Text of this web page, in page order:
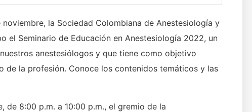
la Sociedad Colombiana de Anestesiología y
el Seminario de Educación en Anestesiología 2022, un
anestesiólogos y que tiene como objetivo
de la profesión. Conoce los contenidos temáticos y las
de 8:00 p.m. a 10:00 p.m., el gremio de la